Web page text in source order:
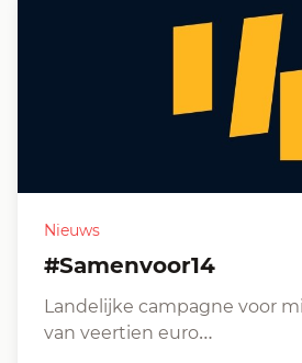
Nieuws
#Samenvoor14
Landelijke campagne voor
van veertien euro…